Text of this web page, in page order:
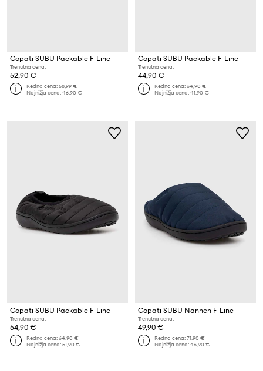
Copati SUBU Packable F-Line
Trenutna cena:
52,90 €
Redna cena:58,99 €
Najnižja cena:46,90 €
Copati SUBU Packable F-Line
Trenutna cena:
44,90 €
Redna cena:64,90 €
Najnižja cena:41,90 €
Copati SUBU Packable F-Line
Trenutna cena:
54,90 €
Redna cena:64,90 €
Najnižja cena:51,90 €
Copati SUBU Nannen F-Line
Trenutna cena:
49,90 €
Redna cena:71,90 €
Najnižja cena:46,90 €